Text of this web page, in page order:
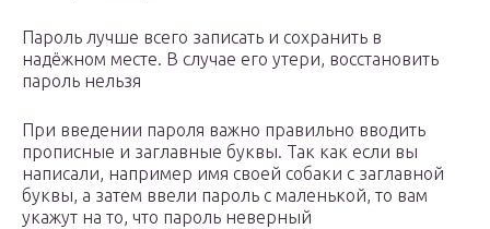
Пароль лучше всего записать и сохранить в
надёжном месте. В случае его утери, восстановить
пароль нельзя
При введении пароля важно правильно вводить
прописные и заглавные буквы. Так как если вы
написали, например имя своей собаки с заглавной
буквы, а затем ввели пароль с маленькой, то вам
укажут на то, что пароль неверный